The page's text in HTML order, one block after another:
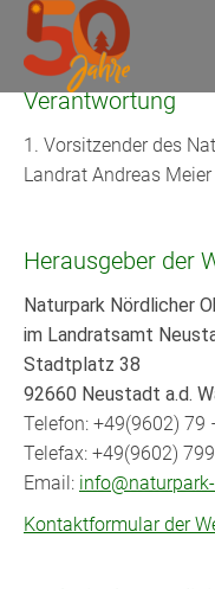
Verantwortung
1. Vorsitzender des
Landrat Andreas Meier
Herausgeber der
Naturpark Nördlicher
im Landratsamt
Stadtplatz 38
92660 Neustadt a.d.
Telefon: +49(9602) 79
Telefax: +49(9602)
Email:
Kontaktformular der